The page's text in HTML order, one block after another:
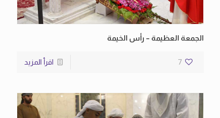
الجمعة العظيمة – رأس الخيمة
7 اقرأ المزيد